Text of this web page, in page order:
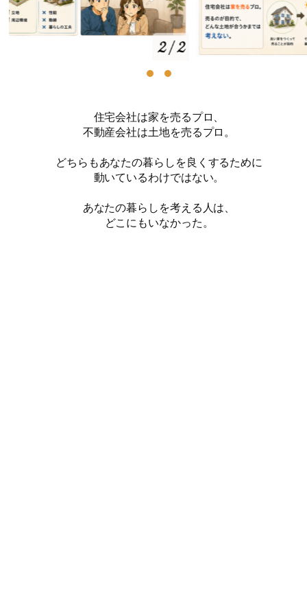
住宅会社は家を売るプロ、
不動産会社は土地を売るプロ。
どちらもあなたの暮らしを良くするために
動いているわけではない。
あなたの暮らしを考える人は、
どこにもいなかった。